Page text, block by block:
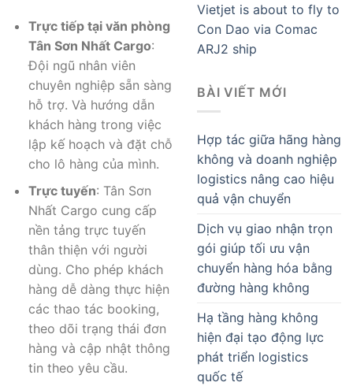
Trực tiếp tại văn phòng
Tân Sơn Nhất Cargo:
Đội ngũ nhân viên
chuyên nghiệp sẵn sàng
hỗ trợ. Và hướng dẫn
khách hàng trong việc
lập kế hoạch và đặt chỗ
cho lô hàng của mình.
Trực tuyến: Tân Sơn
Nhất Cargo cung cấp
nền tảng trực tuyến
thân thiện với người
dùng. Cho phép khách
hàng dễ dàng thực hiện
các thao tác booking,
theo dõi trạng thái đơn
hàng và cập nhật thông
tin theo yêu cầu.
Vietjet is about to fly to
Con Dao via Comac
ARJ2 ship
BÀI VIẾT MỚI
Hợp tác giữa hãng hàng
không và doanh nghiệp
logistics nâng cao hiệu
quả vận chuyển
Dịch vụ giao nhận trọn
gói giúp tối ưu vận
chuyển hàng hóa bằng
đường hàng không
Hạ tầng hàng không
hiện đại tạo động lực
phát triển logistics
quốc tế